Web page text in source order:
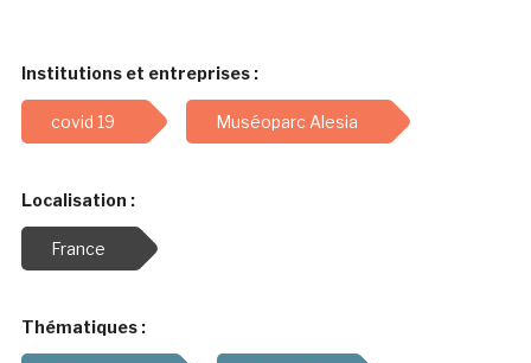
Institutions et entreprises :
covid 19 Muséoparc Alesia
Localisation :
France
Thématiques :